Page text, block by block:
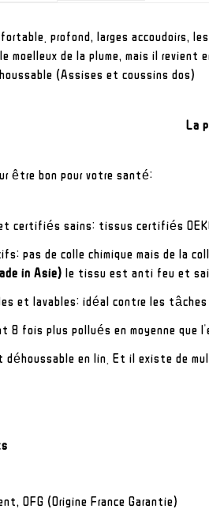
profond, larges accoudoirs,
moelleux de la plume, mais il
(Assises et coussins dos)
La
être bon pour votre santé:
certifiés sains: tissus certifiés
pas de colle chimique mais de la
in Asie) le tissu est anti feu et
et lavables: idéal contre les tâches
8 fois plus pollués en moyenne
en lin. Et il existe de
OFG (Origine France Garantie)